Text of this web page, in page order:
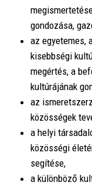
gondozása,
az egyetemes,
kisebbségi
megértés, a
kultúrájának
az
közösségek
a helyi
közösségi
segítése,
a különböző